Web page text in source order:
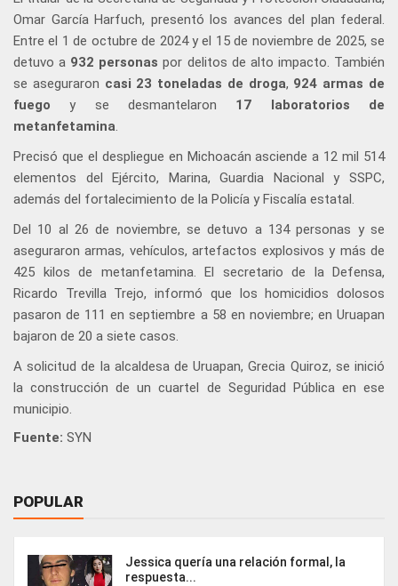
Omar García Harfuch, presentó los avances del plan federal.
Entre el 1 de octubre de 2024 y el 15 de noviembre de 2025, se
detuvo a 932 personas por delitos de alto impacto. También
se aseguraron casi 23 toneladas de droga, 924 armas de
fuego y se desmantelaron 17 laboratorios de
metanfetamina.
Precisó que el despliegue en Michoacán asciende a 12 mil 514
elementos del Ejército, Marina, Guardia Nacional y SSPC,
además del fortalecimiento de la Policía y Fiscalía estatal.
Del 10 al 26 de noviembre, se detuvo a 134 personas y se
aseguraron armas, vehículos, artefactos explosivos y más de
425 kilos de metanfetamina. El secretario de la Defensa,
Ricardo Trevilla Trejo, informó que los homicidios dolosos
pasaron de 111 en septiembre a 58 en noviembre; en Uruapan
bajaron de 20 a siete casos.
A solicitud de la alcaldesa de Uruapan, Grecia Quiroz, se inició
la construcción de un cuartel de Seguridad Pública en ese
municipio.
Fuente: SYN
POPULAR
Jessica quería una relación formal, la
respuesta...